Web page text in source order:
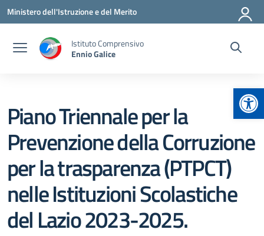
Vai ai contenuti
Vai al menu di navigazione
Vai al footer
Ministero dell'Istruzione e del Merito
Istituto Comprensivo
Ennio Galice
Piano Triennale per la
Prevenzione della Corruzione
per la trasparenza (PTPCT)
nelle Istituzioni Scolastiche
del Lazio 2023-2025.